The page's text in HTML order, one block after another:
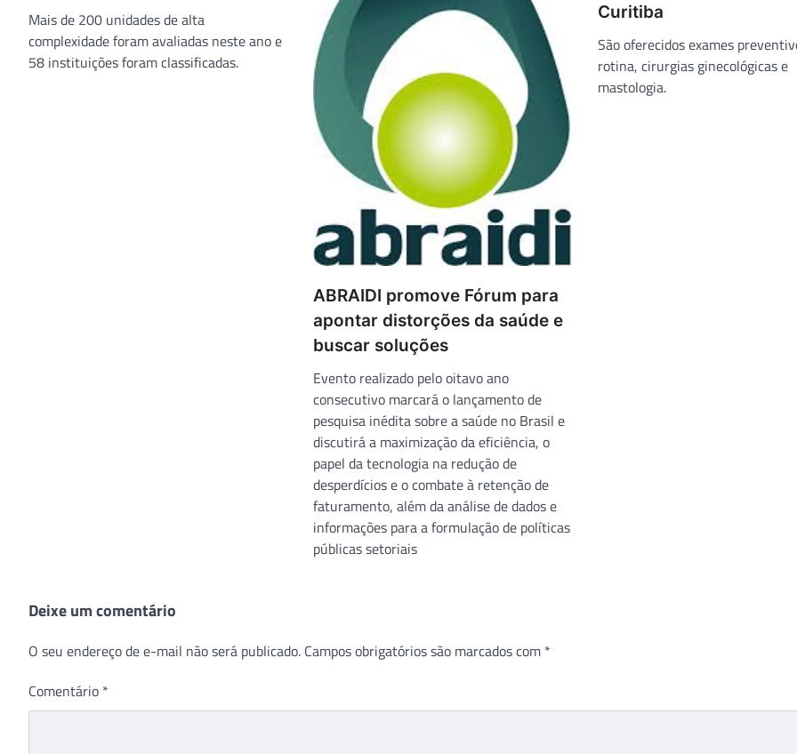
Mais de 200 unidades de alta
complexidade foram avaliadas neste ano e
58 instituições foram classificadas.
ABRAIDI promove Fórum para
apontar distorções da saúde e
buscar soluções
Evento realizado pelo oitavo ano
consecutivo marcará o lançamento de
pesquisa inédita sobre a saúde no Brasil e
discutirá a maximização da eficiência, o
papel da tecnologia na redução de
desperdícios e o combate à retenção de
faturamento, além da análise de dados e
informações para a formulação de políticas
públicas setoriais
Curitiba
São oferecidos exames
rotina, cirurgias ginecológicas e
mastologia.
Deixe um comentário
O seu endereço de e-mail não será publicado. Campos obrigatórios são marcados com *
Comentário *